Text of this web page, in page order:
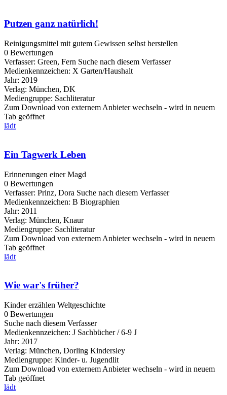
Putzen ganz natürlich!
Reinigungsmittel mit gutem Gewissen selbst herstellen
0 Bewertungen
Verfasser: Green, Fern Suche nach diesem Verfasser
Medienkennzeichen: X Garten/Haushalt
Jahr: 2019
Verlag: München, DK
Mediengruppe: Sachliteratur
Zum Download von externem Anbieter wechseln - wird in neuem
Tab geöffnet
lädt
Ein Tagwerk Leben
Erinnerungen einer Magd
0 Bewertungen
Verfasser: Prinz, Dora Suche nach diesem Verfasser
Medienkennzeichen: B Biographien
Jahr: 2011
Verlag: München, Knaur
Mediengruppe: Sachliteratur
Zum Download von externem Anbieter wechseln - wird in neuem
Tab geöffnet
lädt
Wie war's früher?
Kinder erzählen Weltgeschichte
0 Bewertungen
Suche nach diesem Verfasser
Medienkennzeichen: J Sachbücher / 6-9 J
Jahr: 2017
Verlag: München, Dorling Kindersley
Mediengruppe: Kinder- u. Jugendlit
Zum Download von externem Anbieter wechseln - wird in neuem
Tab geöffnet
lädt